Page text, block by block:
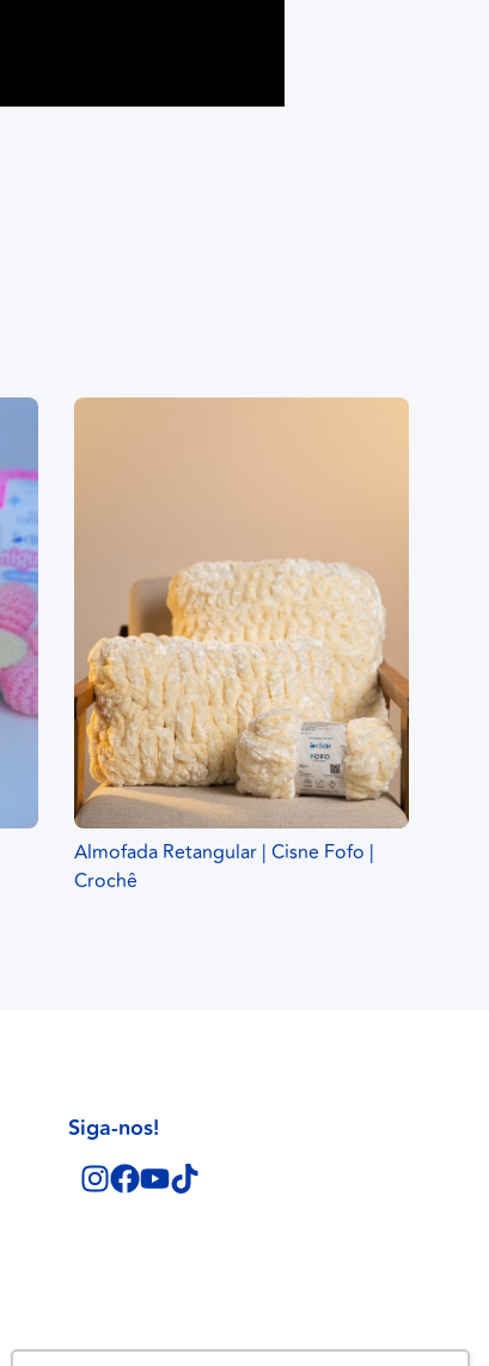
Almofada Retangular | Cisne Fofo |
Crochê
Siga-nos!